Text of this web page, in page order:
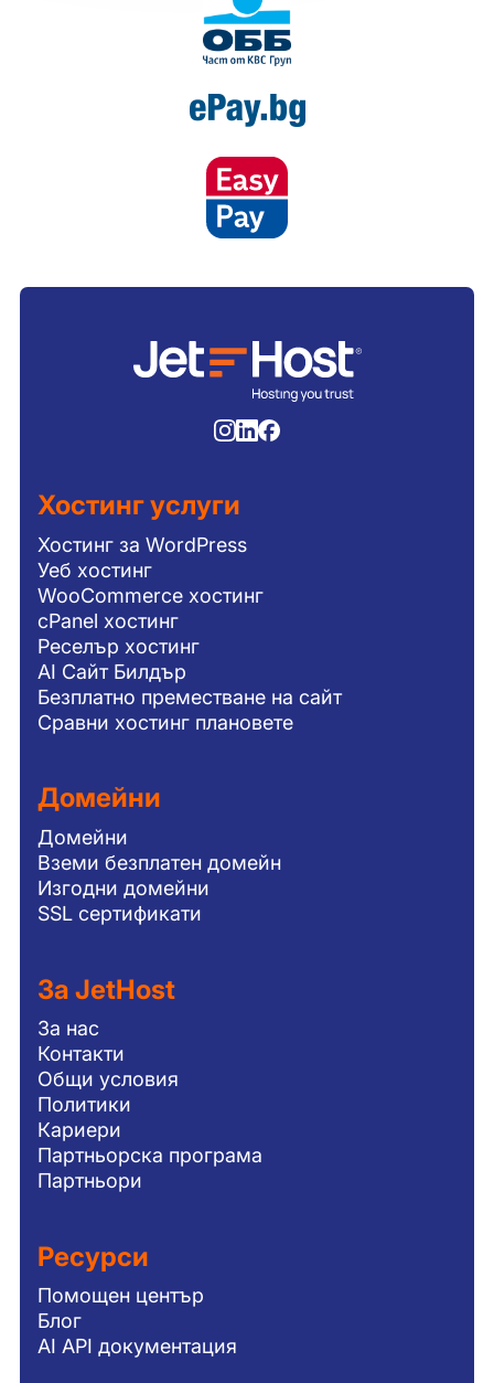
Хостинг услуги
Хостинг за WordPress
Уеб хостинг
WooCommerce хостинг
cPanel хостинг
Реселър хостинг
AI Сайт Билдър
Безплатно преместване на сайт
Сравни хостинг плановете
Домейни
Домейни
Вземи безплатен домейн
Изгодни домейни
SSL сертификати
За JetHost
За нас
Контакти
Общи условия
Политики
Кариери
Партньорска програма
Партньори
Ресурси
Помощен център
Блог
AI API документация